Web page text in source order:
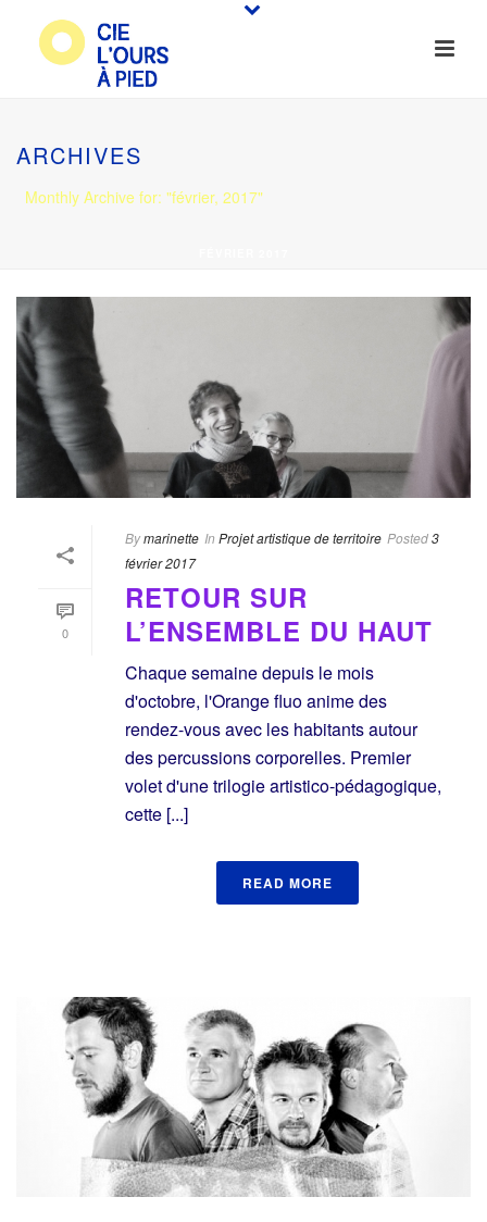
ARCHIVES
Monthly Archive for: "février, 2017"
0
Bymarinette In Projet artistique de territoire Posted3
février 2017
RETOUR SUR
L’ENSEMBLE DU HAUT
Chaque semaine depuis le mois
d'octobre, l'Orange fluo anime des
rendez-vous avec les habitants autour
des percussions corporelles. Premier
volet d'une trilogie artistico-pédagogique,
cette [...]
READ MORE